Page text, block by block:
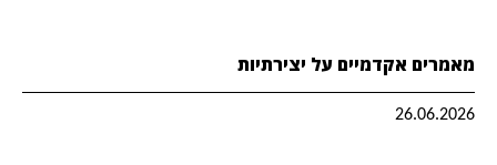
מאמרים אקדמיים על יצירתיות
26.06.2026